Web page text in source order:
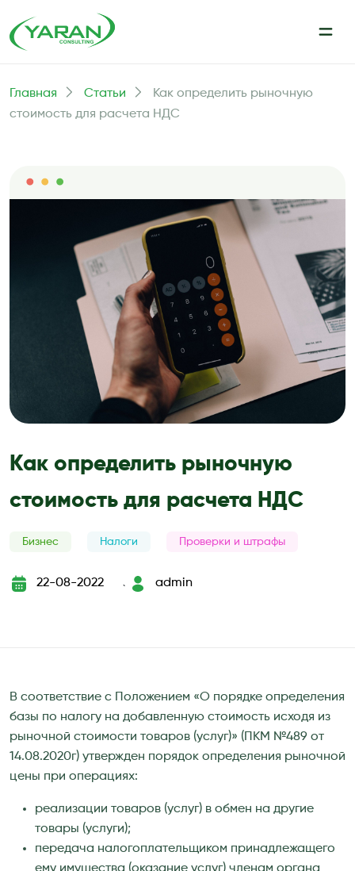
Главная Статьи
Как определить рыночную
стоимость для расчета НДС
Как определить рыночную
стоимость для расчета НДС
Бизнес Налоги Проверки и штрафы
22-08-2022
`
admin
В соответствие с Положением «О порядке определения
базы по налогу на добавленную стоимость исходя из
рыночной стоимости товаров (услуг)» (ПКМ №489 от
14.08.2020г) утвержден порядок определения рыночной
цены при операциях:
реализации товаров (услуг) в обмен на другие
товары (услуги);
передача налогоплательщиком принадлежащего
ему имущества (оказание услуг) членам органа